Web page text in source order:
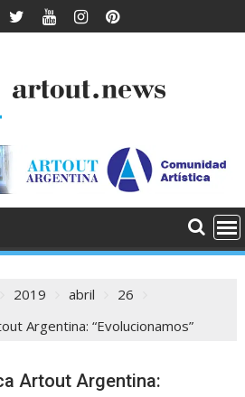
2019 abril
26
Argentina: “Evolucionamos”
Artout Argentina: